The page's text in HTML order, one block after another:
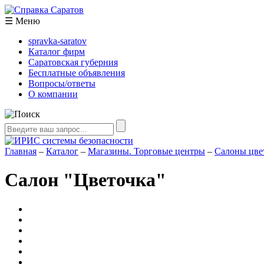
☰ Меню
spravka-saratov
Каталог фирм
Саратовская губерния
Бесплатные объявления
Вопросы/ответы
О компании
Главная – Каталог – Магазины. Торговые центры – Салоны
Салон "Цветочка"